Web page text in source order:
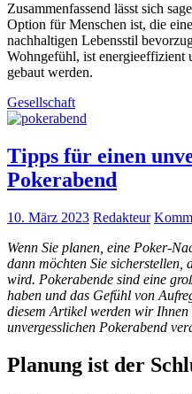
Zusammenfassend lässt sich
Option für Menschen ist, die
nachhaltigen Lebensstil
Wohngefühl, ist energieeffizient
gebaut werden.
Gesellschaft
Tipps für einen
Pokerabend
10. März 2023 Redakteur
Wenn Sie planen, eine Poker-
dann möchten Sie sicherstellen,
wird. Pokerabende sind eine
haben und das Gefühl von
diesem Artikel werden wir Ihnen
unvergesslichen Pokerabend
Planung ist der